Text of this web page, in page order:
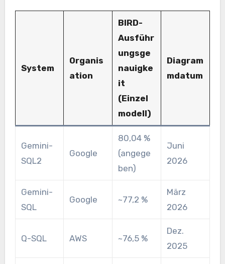
System
Organis
ation
BIRD-
Ausführ
ungsge
nauigke
it
(Einzel
modell)
Diagram
mdatum
Gemini-
SQL2
Google
80,04 %
(angege
ben)
Juni
2026
Gemini-
SQL
Google ~77,2 %
März
2026
Q-SQL AWS ~76,5 %
Dez.
2025